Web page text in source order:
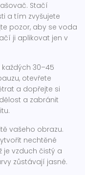
Stačí
a tím zvyšujete
pozor, aby se voda
ji aplikovat jen v
30–45
otevřete
a dopřejte si
a zabránit
vašeho obrazu.
nechtěné
je vzduch čistý a
zůstávají jasné.